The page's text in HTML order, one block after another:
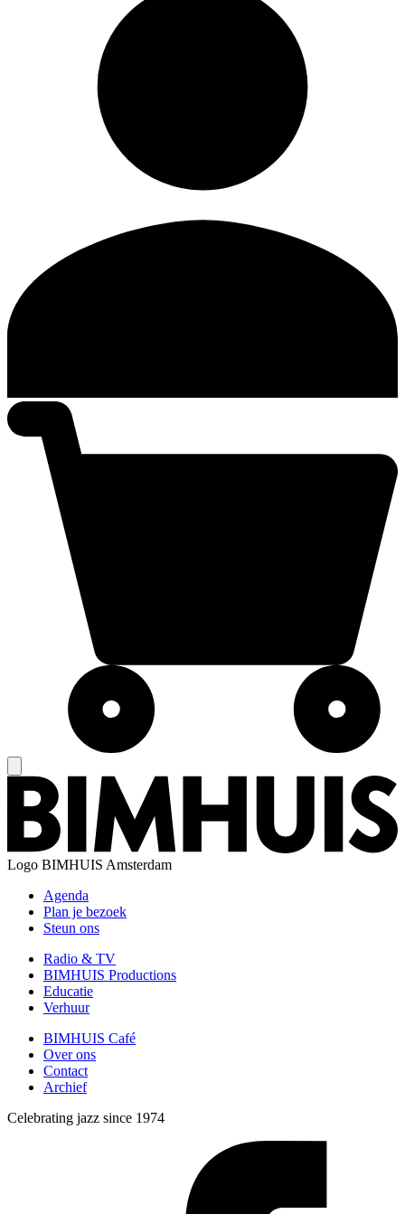
Logo BIMHUIS Amsterdam
Agenda
Plan je bezoek
Steun ons
Radio & TV
BIMHUIS Productions
Educatie
Verhuur
BIMHUIS Café
Over ons
Contact
Archief
Celebrating jazz since 1974